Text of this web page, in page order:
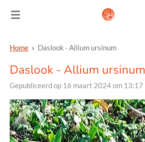
Ga
de
hoofdinhoud
Home » Daslook - Allium ursinum
Daslook - Allium ursinum
Gepubliceerd op 16 maart 2024 om 13:17